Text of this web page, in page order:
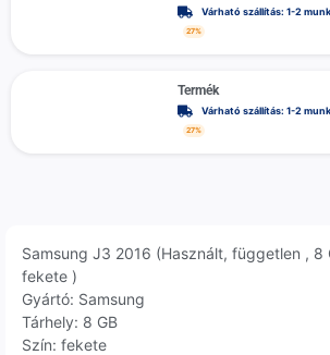
Várható szállítás: 1-2
27%
Termék
Várható szállítás: 1-2
27%
Samsung J3 2016 (Használt, független , 8
fekete )
Gyártó: Samsung
Tárhely: 8 GB
Szín: fekete